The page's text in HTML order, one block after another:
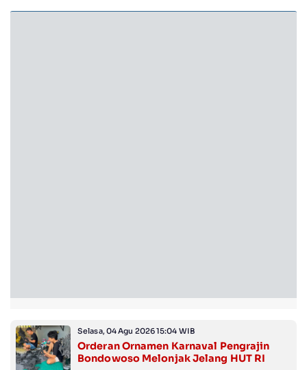
Selasa, 04 Agu 2026 15:04 WIB
Orderan Ornamen Karnaval Pengrajin
Bondowoso Melonjak Jelang HUT RI